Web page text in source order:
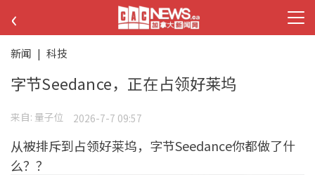
‹
新闻 | 科技
字节Seedance，正在占领好莱坞
来自: 量子位 2026-7-7 09:57
从被排斥到占领好莱坞，字节Seedance你都做了什
么？？